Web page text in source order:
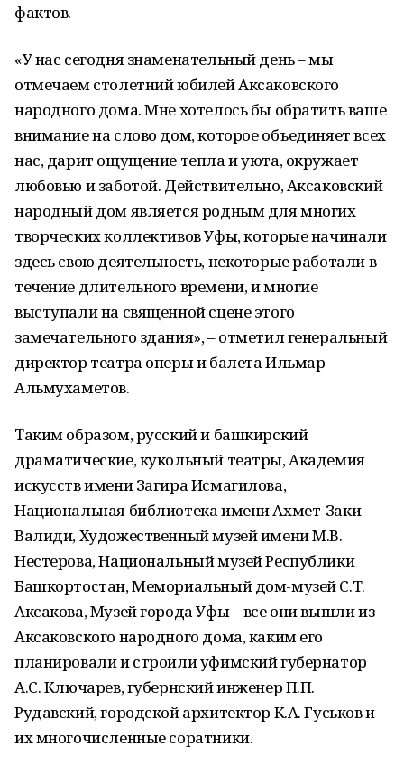
фактов.
«У нас сегодня знаменательный день – мы
отмечаем столетний юбилей Аксаковского
народного дома. Мне хотелось бы обратить ваше
внимание на слово дом, которое объединяет всех
нас, дарит ощущение тепла и уюта, окружает
любовью и заботой. Действительно, Аксаковский
народный дом является родным для многих
творческих коллективов Уфы, которые начинали
здесь свою деятельность, некоторые работали в
течение длительного времени, и многие
выступали на священной сцене этого
замечательного здания», – отметил генеральный
директор театра оперы и балета Ильмар
Альмухаметов.
Таким образом, русский и башкирский
драматические, кукольный театры, Академия
искусств имени Загира Исмагилова,
Национальная библиотека имени Ахмет-Заки
Валиди, Художественный музей имени М.В.
Нестерова, Национальный музей Республики
Башкортостан, Мемориальный дом-музей С.Т.
Аксакова, Музей города Уфы – все они вышли из
Аксаковского народного дома, каким его
планировали и строили уфимский губернатор
А.С. Ключарев, губернский инженер П.П.
Рудавский, городской архитектор К.А. Гуськов и
их многочисленные соратники.